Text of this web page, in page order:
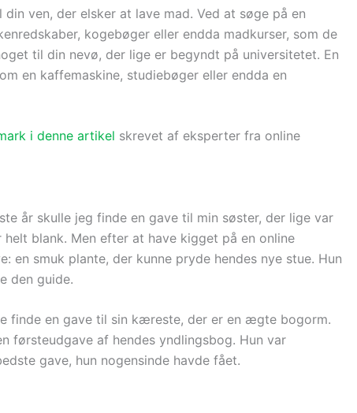
ven, der elsker at lave mad. Ved at søge på en
kogebøger eller endda madkurser, som de
til din nevø, der lige er begyndt på universitetet. En
en kaffemaskine, studiebøger eller endda en
i denne artikel skrevet af eksperter fra online
år skulle jeg finde en gave til min søster, der lige var
blank. Men efter at have kigget på en online
en smuk plante, der kunne pryde hendes nye stue. Hun
den guide.
finde en gave til sin kæreste, der er en ægte bogorm.
førsteudgave af hendes yndlingsbog. Hun var
gave, hun nogensinde havde fået.